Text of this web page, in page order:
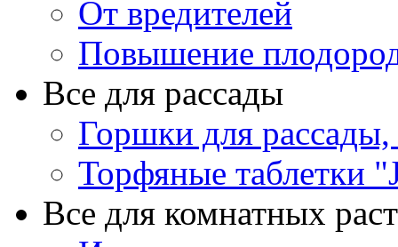
От вредителей
Повышение
Все для рассады
Горшки для рассады,
Торфяные таблетки
Все для комнатных